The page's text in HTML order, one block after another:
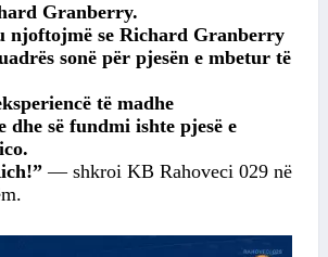
Granberry.
njoftojmë se Richard Granberry
sonë për pjesën e mbetur të
të madhe
dhe së fundmi ishte pjesë e
— shkroi KB Rahoveci 029 në